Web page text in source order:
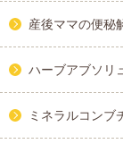
産後ママの便秘
ハーブアブソリ
ミネラルコンブ